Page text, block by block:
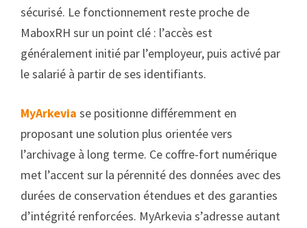
sécurisé. Le fonctionnement reste proche de
MaboxRH sur un point clé : l’accès est
généralement initié par l’employeur, puis activé par
le salarié à partir de ses identifiants.
MyArkevia se positionne différemment en
proposant une solution plus orientée vers
l’archivage à long terme. Ce coffre-fort numérique
met l’accent sur la pérennité des données avec des
durées de conservation étendues et des garanties
d’intégrité renforcées. MyArkevia s’adresse autant